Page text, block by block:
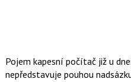
Pojem kapesní počítač již u
nepředstavuje pouhou